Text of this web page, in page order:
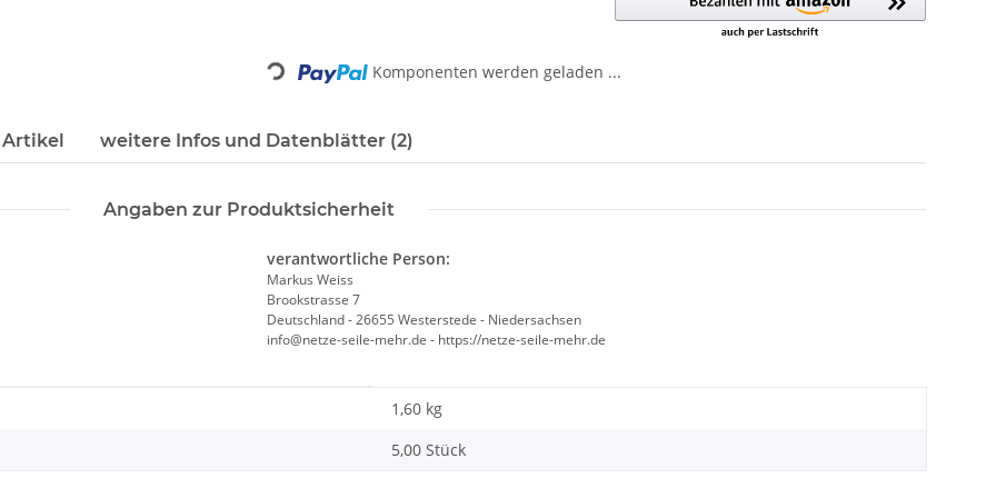
Loading... Komponenten werden geladen ...
weitere Infos und Datenblätter (2)
Angaben zur Produktsicherheit
verantwortliche Person:
Markus Weiss
Brookstrasse 7
Deutschland - 26655 Westerstede - Niedersachsen
info@netze-seile-mehr.de - https://netze-seile-mehr.de
1,60 kg
5,00 Stück